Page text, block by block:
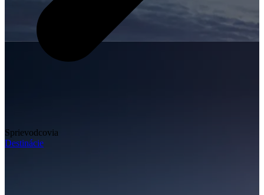
Sprievodcovia
Destinácie